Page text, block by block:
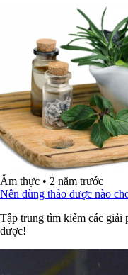
Ẩm thực • 2 năm trước
Nên dùng thảo dược nào
Tập trung tìm kiếm các giải
dược!